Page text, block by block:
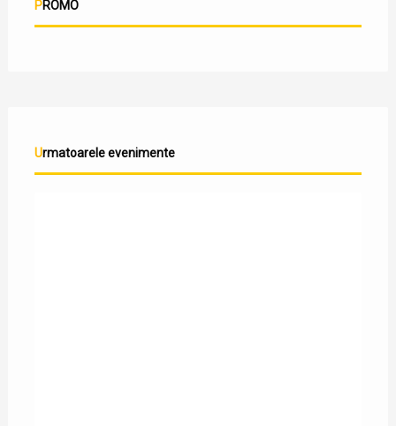
PROMO
Urmatoarele evenimente